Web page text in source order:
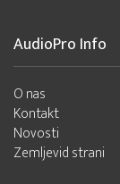
AudioPro Info
O nas
Kontakt
Novosti
Zemljevid strani